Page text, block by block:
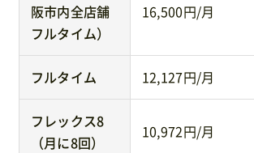
阪市内全店舗
フルタイム）
16,500円/月
フルタイム 12,127円/月
フレックス8
（月に8回）
10,972円/月